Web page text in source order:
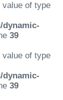
of type
39
of type
39